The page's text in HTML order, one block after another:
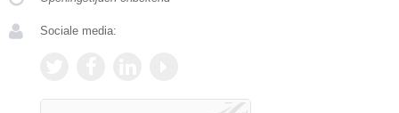
Sociale media: